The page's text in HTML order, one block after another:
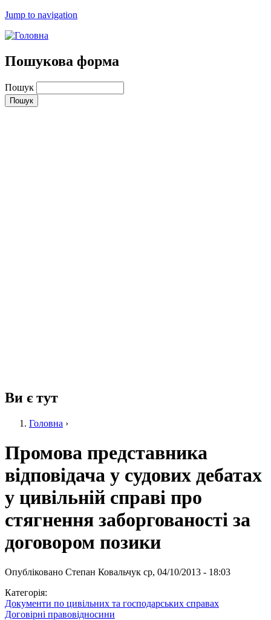
Jump to navigation
Пошукова форма
Пошук
Ви є тут
Головна ›
Промова представника
відповідача у судових дебатах
у цивільній справі про
стягнення заборгованості за
договором позики
Опубліковано Степан Ковальчук ср, 04/10/2013 - 18:03
Категорія:
Документи по цивільних та господарських справах
Договірні правовідносини